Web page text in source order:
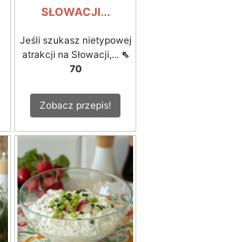
SŁOWACJI...
Jeśli szukasz nietypowej
atrakcji na Słowacji,... ⇖
70
Zobacz przepis!